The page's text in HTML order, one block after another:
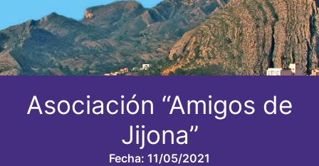
Asociación “Amigos de
Jijona”
Fecha: 11/05/2021